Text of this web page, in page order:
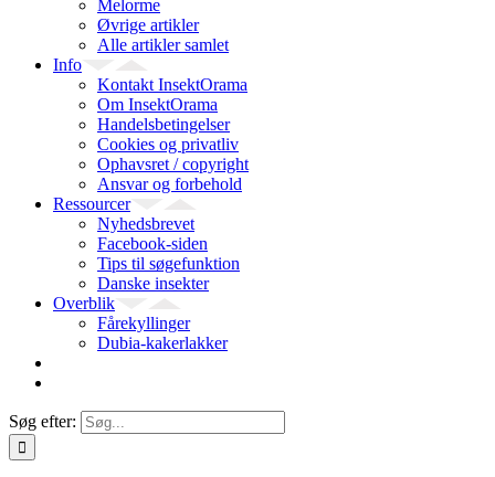
Melorme
Øvrige artikler
Alle artikler samlet
Info
Kontakt InsektOrama
Om InsektOrama
Handelsbetingelser
Cookies og privatliv
Ophavsret / copyright
Ansvar og forbehold
Ressourcer
Nyhedsbrevet
Facebook-siden
Tips til søgefunktion
Danske insekter
Overblik
Fårekyllinger
Dubia-kakerlakker
Søg efter: